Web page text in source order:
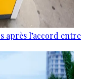
après l’accord entre